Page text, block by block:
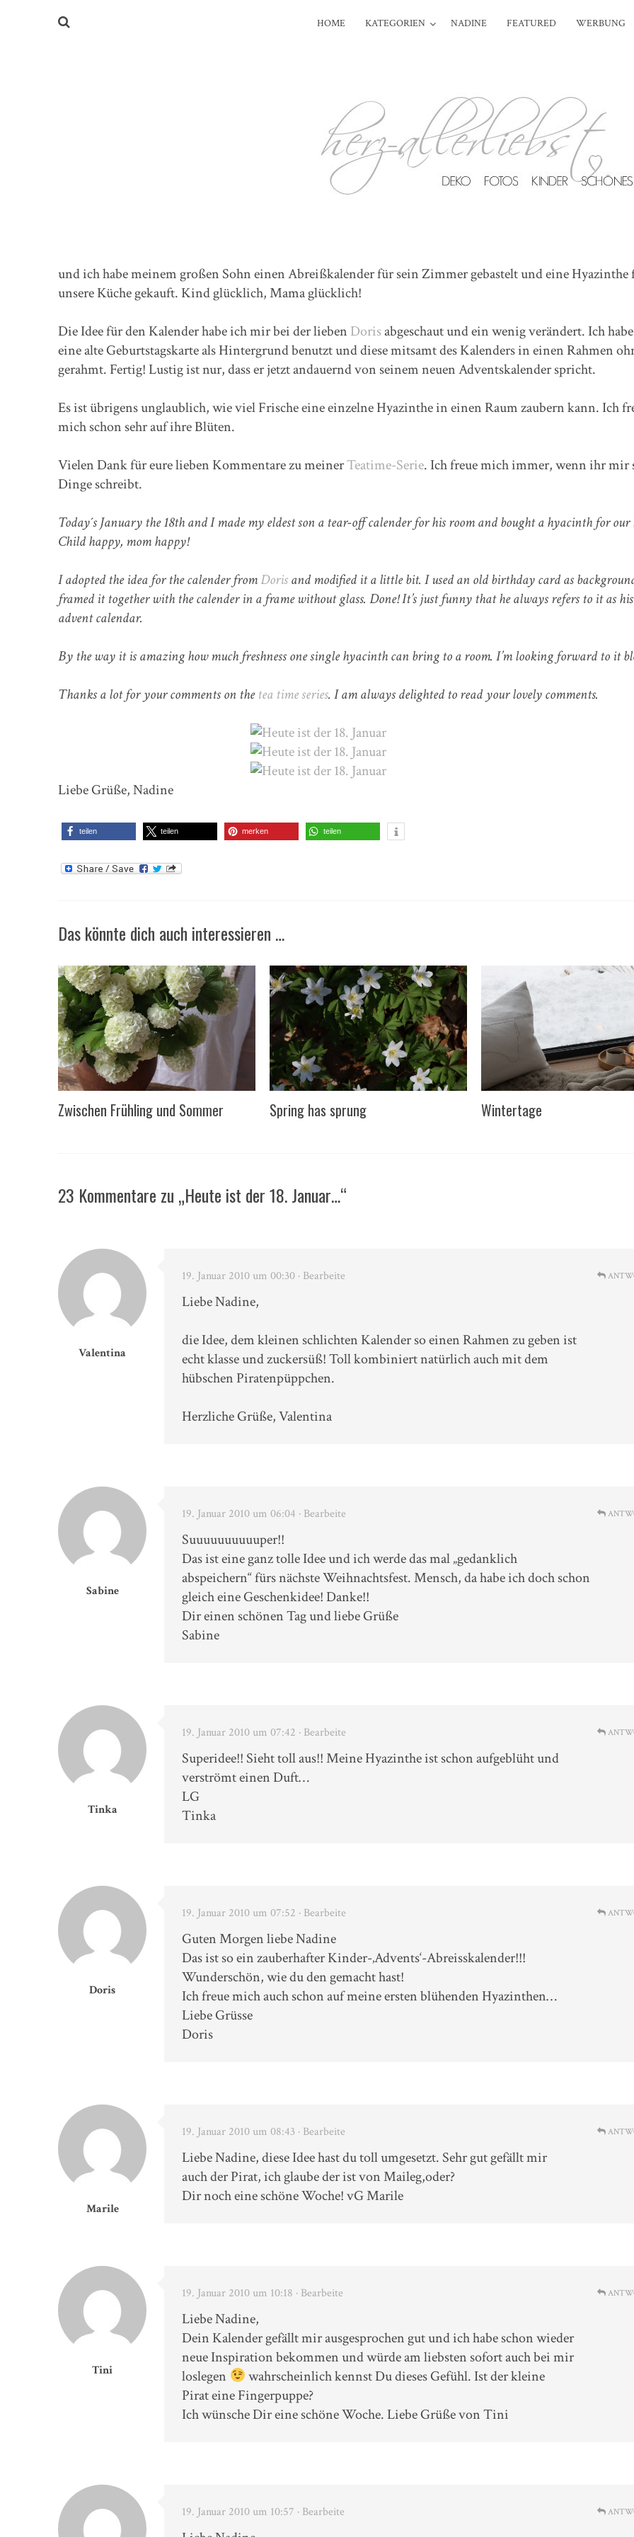
HOME KATEGORIEN NADINE FEATURED WERBUNG
und ich habe meinem großen Sohn einen Abreißkalender für sein Zimmer gebastelt und eine Hyazinthe
unsere Küche gekauft. Kind glücklich, Mama glücklich!
Die Idee für den Kalender habe ich mir bei der lieben Dorisabgeschaut und ein wenig verändert. Ich
eine alte Geburtstagskarte als Hintergrund benutzt und diese mitsamt des Kalenders in einen Rahmen
gerahmt. Fertig! Lustig ist nur, dass er jetzt andauernd von seinem neuen Adventskalender spricht.
Es ist übrigens unglaublich, wie viel Frische eine einzelne Hyazinthe in einen Raum zaubern kann. Ich
mich schon sehr auf ihre Blüten.
Vielen Dank für eure lieben Kommentare zu meinerTeatime-Serie. Ich freue mich immer, wenn ihr mir
Dinge schreibt.
Today´s January the 18th and I made my eldest son a tear-off calender for his room and bought a hyacinth for our
Child happy, mom happy!
I adopted the idea for the calender fromDorisand modified it a little bit. I used an old birthday card as
framed it together with the calender in a frame without glass. Done! It’s just funny that he always refers to it as
advent calendar.
By the way it is amazing how much freshness one single hyacinth can bring to a room. I’m looking forward to it
Thanks a lot for your comments on thetea time series. I am always delighted to read your lovely comments.
Liebe Grüße, Nadine
teilen teilen merken teilen
Das könnte dich auch interessieren …
Zwischen Frühling und Sommer Spring has sprung Wintertage
23 Kommentare zu „Heute ist der 18. Januar…“
Valentina
19. Januar 2010 um 00:30 · Bearbeite
Liebe Nadine,
die Idee, dem kleinen schlichten Kalender so einen Rahmen zu geben ist
echt klasse und zuckersüß! Toll kombiniert natürlich auch mit dem
hübschen Piratenpüppchen.
Herzliche Grüße, Valentina
Sabine
19. Januar 2010 um 06:04 · Bearbeite
Suuuuuuuuuuper!!
Das ist eine ganz tolle Idee und ich werde das mal „gedanklich
abspeichern“ fürs nächste Weihnachtsfest. Mensch, da habe ich doch schon
gleich eine Geschenkidee! Danke!!
Dir einen schönen Tag und liebe Grüße
Sabine
Tinka
19. Januar 2010 um 07:42 · Bearbeite
Superidee!! Sieht toll aus!! Meine Hyazinthe ist schon aufgeblüht und
verströmt einen Duft…
LG
Tinka
Doris
19. Januar 2010 um 07:52 · Bearbeite
Guten Morgen liebe Nadine
Das ist so ein zauberhafter Kinder-‚Advents‘-Abreisskalender!!!
Wunderschön, wie du den gemacht hast!
Ich freue mich auch schon auf meine ersten blühenden Hyazinthen…
Liebe Grüsse
Doris
Marile
19. Januar 2010 um 08:43 · Bearbeite
Liebe Nadine, diese Idee hast du toll umgesetzt. Sehr gut gefällt mir
auch der Pirat, ich glaube der ist von Maileg,oder?
Dir noch eine schöne Woche! vG Marile
Tini
19. Januar 2010 um 10:18 · Bearbeite
Liebe Nadine,
Dein Kalender gefällt mir ausgesprochen gut und ich habe schon wieder
neue Inspiration bekommen und würde am liebsten sofort auch bei mir
loslegen
wahrscheinlich kennst Du dieses Gefühl. Ist der kleine
Pirat eine Fingerpuppe?
Ich wünsche Dir eine schöne Woche. Liebe Grüße von Tini
19. Januar 2010 um 10:57 · Bearbeite